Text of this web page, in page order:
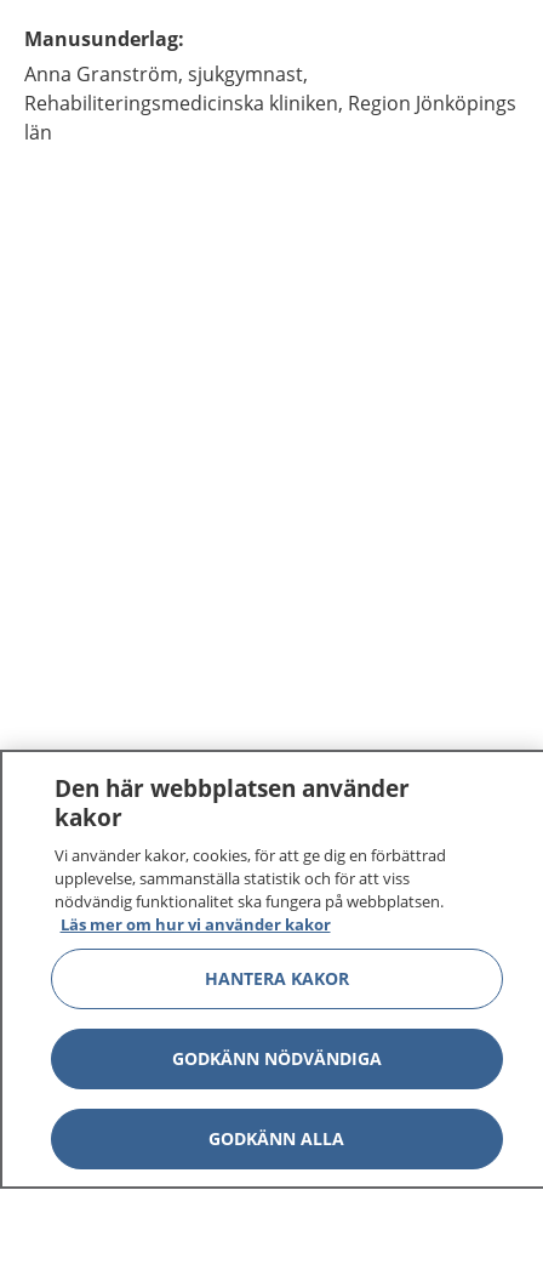
Manusunderlag:
Anna Granström, sjukgymnast,
Rehabiliteringsmedicinska kliniken, Region Jönköpings
län
1177–tryggt om din hälsa och vård
På 1177.se får du råd om hälsa och information om
sjukdomar och vilka mottagningar du kan kontakta.
Logga in för att läsa din journal och göra dina
vårdärenden. Ring telefonnummer 1177 för
sjukvårdsrådgivning dygnet runt.
1177 ger dig råd när du vill må bättre.
Den här webbplatsen använder
kakor
Vi använder kakor, cookies, för att ge dig en förbättrad
upplevelse, sammanställa statistik och för att viss
nödvändig funktionalitet ska fungera på webbplatsen.
Läs mer om hur vi använder kakor
HANTERA KAKOR
GODKÄNN NÖDVÄNDIGA
GODKÄNN ALLA